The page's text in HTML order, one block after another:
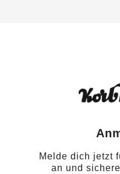
Melde dich jetzt
an und